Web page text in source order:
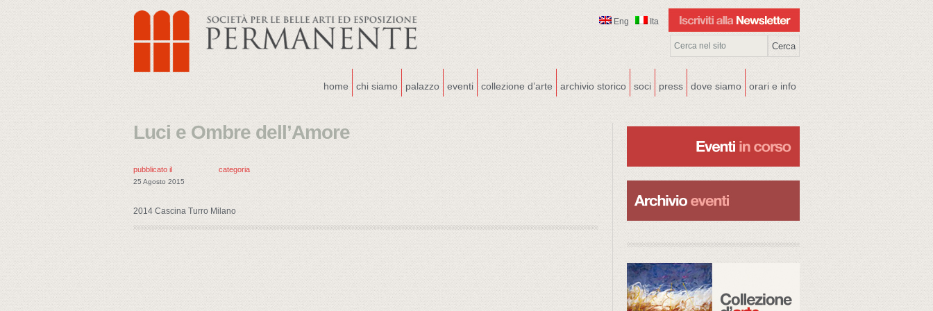
Eng Ita
home chi siamo palazzo eventi collezione d’arte archivio storico soci press dove siamo orari e info
Luci e Ombre dell’Amore
pubblicato il
25 Agosto 2015
categoria
2014 Cascina Turro Milano